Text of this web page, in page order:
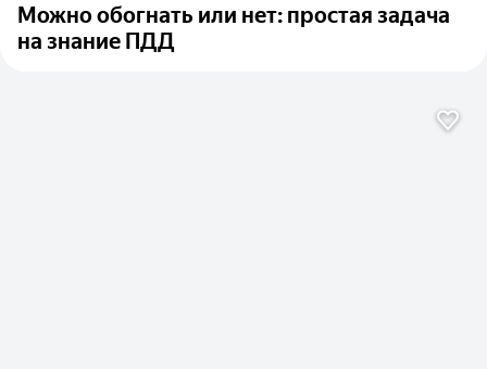
Можно обогнать или нет: простая задача
на знание ПДД